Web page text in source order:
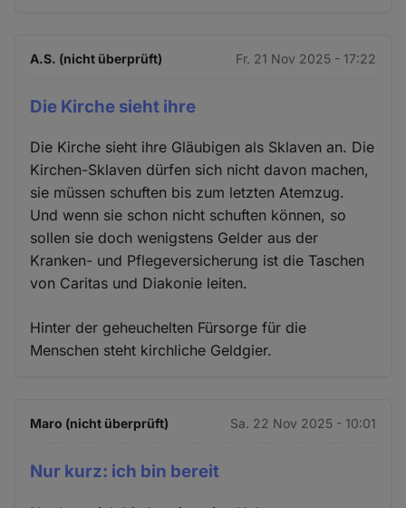
A.S. (nicht überprüft) Fr. 21 Nov 2025 - 17:22
Die Kirche sieht ihre
Die Kirche sieht ihre Gläubigen als Sklaven an. Die
Kirchen-Sklaven dürfen sich nicht davon machen,
sie müssen schuften bis zum letzten Atemzug.
Und wenn sie schon nicht schuften können, so
sollen sie doch wenigstens Gelder aus der
Kranken- und Pflegeversicherung ist die Taschen
von Caritas und Diakonie leiten.
Hinter der geheuchelten Fürsorge für die
Menschen steht kirchliche Geldgier.
Maro (nicht überprüft) Sa. 22 Nov 2025 - 10:01
Nur kurz: ich bin bereit